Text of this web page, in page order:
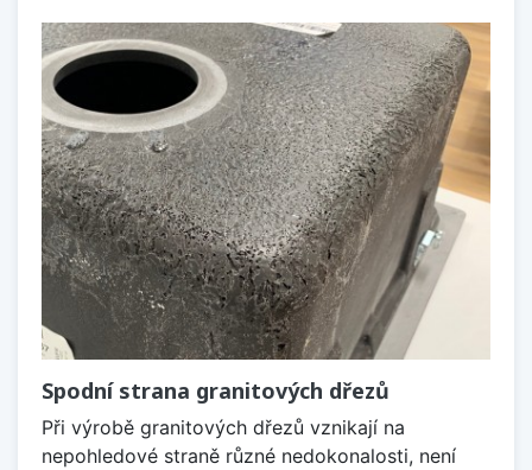
Spodní strana granitových dřezů
Při výrobě granitových dřezů vznikají na
nepohledové straně různé nedokonalosti, není